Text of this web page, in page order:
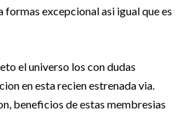
excepcional asi­ igual que es
el universo los con dudas
en esta recien estrenada vi­a.
beneficios de estas membresias